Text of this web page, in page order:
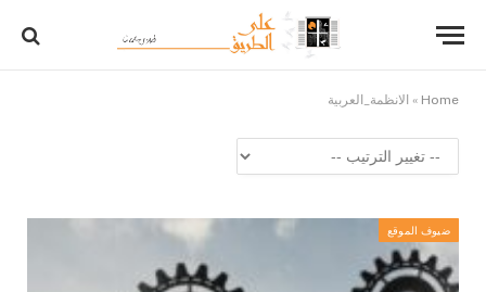
Home
» الانظمة_العربية
ضيوف الموقع